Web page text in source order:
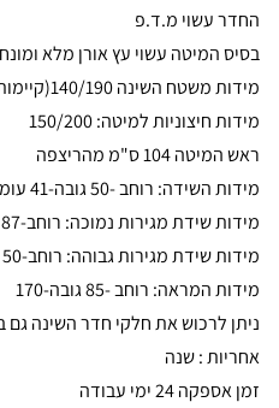
החדר עשוי מ.ד.פ
בסיס המיטה עשוי עץ אורן מלא
מידות משטח השינה 140/190(קיימות מידות נוספות)
מידות חיצוניות למיטה: 150/200
ראש המיטה 104 ס"מ מהריצפה
מידות השידה: רוחב -50 גובה-41 עומק-40
מידות שידת מגירות נמוכה: רוחב-87 גובה-41 עומק-40
מידות שידת מגירות גבוהה: רוחב-50 גובה-99 עומק-40
מידות המראה: רוחב -85 גובה-170
ניתן לרכוש את חלקי חדר השינה גם
אחריות : שנה
זמן אספקה 24 ימי עבודה